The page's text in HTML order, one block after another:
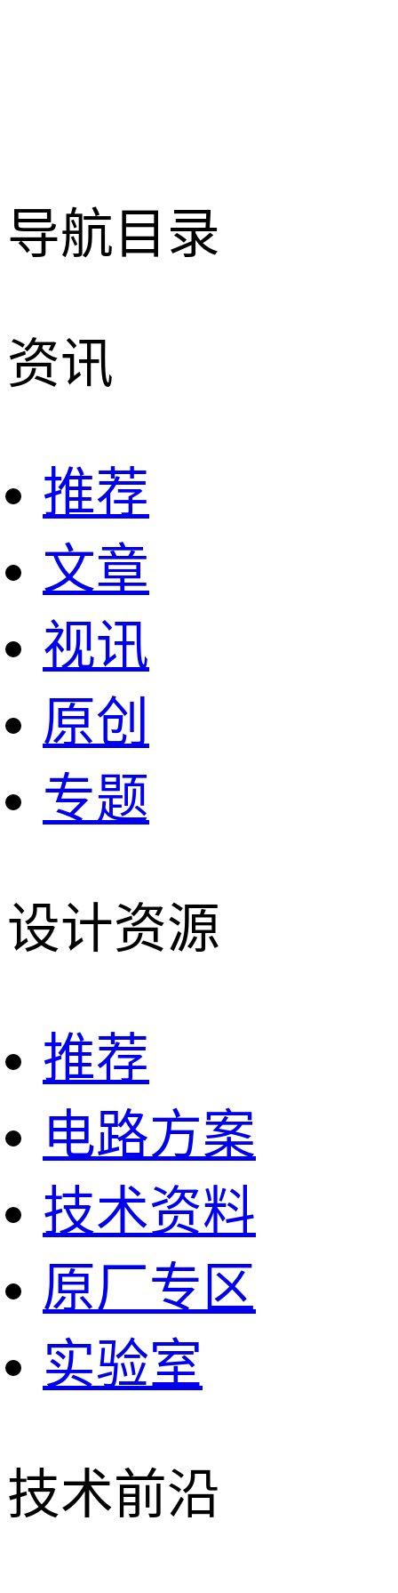
导航目录
资讯
推荐
文章
视讯
原创
专题
设计资源
推荐
电路方案
技术资料
原厂专区
实验室
技术前沿